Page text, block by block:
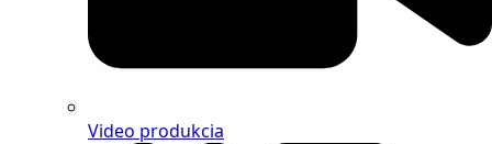
Video produkcia